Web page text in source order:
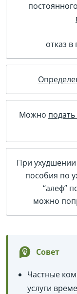
отказ
Можно
При ухудшении
пособия по
“алеф”
можно
Совет
Частные
услуги